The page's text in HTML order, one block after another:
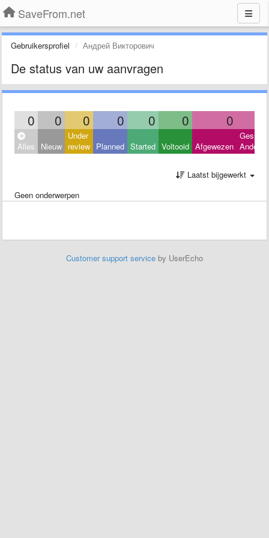
SaveFrom.net
Gebruikersprofiel Андрей Викторович
De status van uw aanvragen
0 0 0 0 0 0 0
Alles Nieuw
Under
review Planned Started Voltooid Afgewezen Andere
Laatst bijgewerkt
Geen onderwerpen
Customer support service by UserEcho